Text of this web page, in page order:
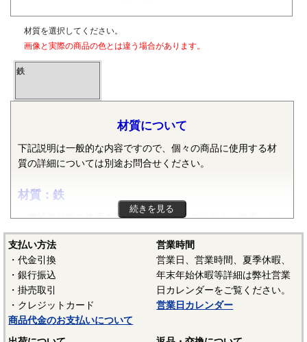
材質を選択してください。
画像と実際の商品の色とは違う場合があります。
鉄
材質について
下記説明は一般的な内容ですので、個々の商品に使用する材
質の詳細については別途お問合せください。
材質：鉄
機械部品等に使用される鉄は純粋な鉄ではなく、炭素・ケ
イ素・マンガン・リン・硫黄等の元素が含まれた普通鋼や普
通鋼に特殊な元素が加えられた特殊鋼が使用されます。ボル
ト、小ねじ、タッピンねじ、ナット、リベット等では冷間圧
造用炭素鋼線（SWCH）がよく使用されます。平座金等は冷
間圧延鋼板（SPCC）等、ばね座金等は硬鋼線（SWRH）等、
スプリングピンや歯付き座金等はみがき特殊帯鋼（S60CM～
S70CM）等でメーカーや製品毎で様々な材質が使用されてい
ます。当サイトでは特定の材質表記がない場合は、これらの
続きを見る
支払い方法
・代金引換
・銀行振込
・掛売取引
・クレジットカード
商品代金のお支払いについて
営業時間
営業日、営業時間、夏季休暇、
年末年始休暇等詳細は弊社営業
日カレンダーをご覧ください。
営業日カレンダー